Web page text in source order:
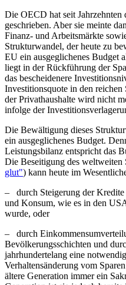
Die OECD hat seit
geschrieben. Aber sie meinte
Finanz- und Arbeitsmärkte
Strukturwandel, der heute zu
EU ein ausgeglichenes Budget
liegt in der Rückführung der
das bescheidenere
Investitionsquote in den reichen
der Privathaushalte wird nicht
infolge der
Die Bewältigung dieses
ein ausgeglichenes Budget.
Leistungsbilanz entspricht das
Die Beseitigung des weltweiten
glut") kann heute im
– durch Steigerung der Kredite
und Konsum, wie es in den
wurde, oder
– durch
Bevölkerungsschichten und
jahrhundertelang eine
Verhaltensänderung vom
ältere Generation immer ein